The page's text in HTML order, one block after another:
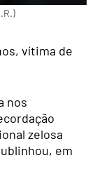
vítima de
nos
zelosa
em